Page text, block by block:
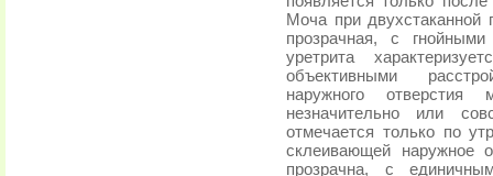
Моча при двухстаканной
прозрачная, с
уретрита
объективными
наружного отверстия
незначительно или
отмечается только по
склеивающей наружное
прозрачна, с